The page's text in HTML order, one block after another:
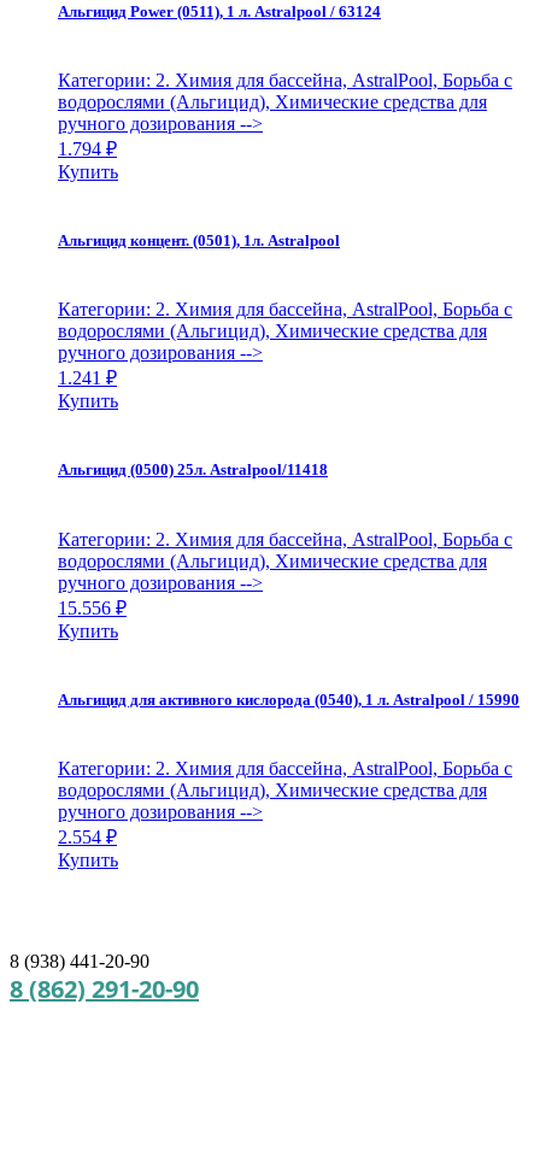
Альгицид Power (0511), 1 л. Astralpool / 63124
Категории: 2. Химия для бассейна, AstralPool, Борьба с
водорослями (Альгицид), Химические средства для
ручного дозирования -->
1.794 ₽
Купить
Альгицид концент. (0501), 1л. Astralpool
Категории: 2. Химия для бассейна, AstralPool, Борьба с
водорослями (Альгицид), Химические средства для
ручного дозирования -->
1.241 ₽
Купить
Альгицид (0500) 25л. Astralpool/11418
Категории: 2. Химия для бассейна, AstralPool, Борьба с
водорослями (Альгицид), Химические средства для
ручного дозирования -->
15.556 ₽
Купить
Альгицид для активного кислорода (0540), 1 л. Astralpool / 15990
Категории: 2. Химия для бассейна, AstralPool, Борьба с
водорослями (Альгицид), Химические средства для
ручного дозирования -->
2.554 ₽
Купить
8 (938) 441-20-90
8 (862) 291-20-90